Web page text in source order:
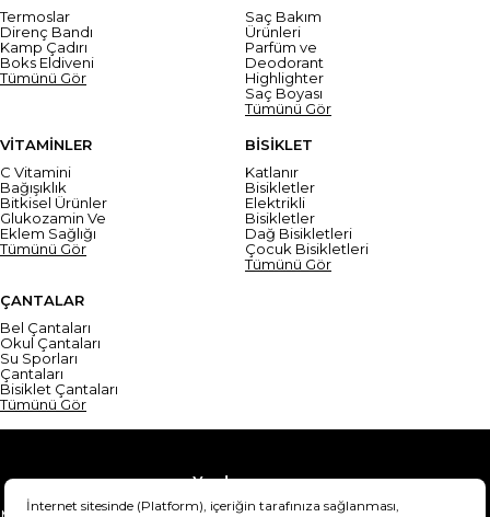
Termoslar
Direnç Bandı
Kamp Çadırı
Boks Eldiveni
Tümünü Gör
Saç Bakım
Ürünleri
Parfüm ve
Deodorant
Highlighter
Saç Boyası
Tümünü Gör
VİTAMİNLER
C Vitamini
Bağışıklık
Bitkisel Ürünler
Glukozamin Ve
Eklem Sağlığı
Tümünü Gör
BİSİKLET
Katlanır
Bisikletler
Elektrikli
Bisikletler
Dağ Bisikletleri
Çocuk Bisikletleri
Tümünü Gör
ÇANTALAR
Bel Çantaları
Okul Çantaları
Su Sporları
Çantaları
Bisiklet Çantaları
Tümünü Gör
Yardım